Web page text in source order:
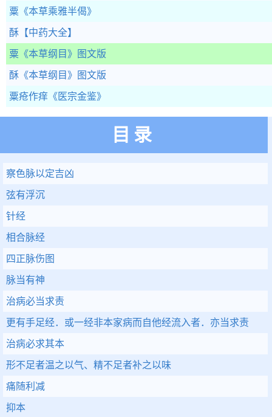
粟 《本草乘雅半偈》
酥 【中药大全】
粟 《本草纲目》图文版
酥 《本草纲目》图文版
粟疮作痒 《医宗金鉴》
目录
察色脉以定吉凶
弦有浮沉
针经
相合脉经
四正脉伤图
脉当有神
治病必当求责
更有手足经．或一经非本家病而自他经流入者．亦当求责
治病必求其本
形不足者温之以气、精不足者补之以味
痛随利减
抑本